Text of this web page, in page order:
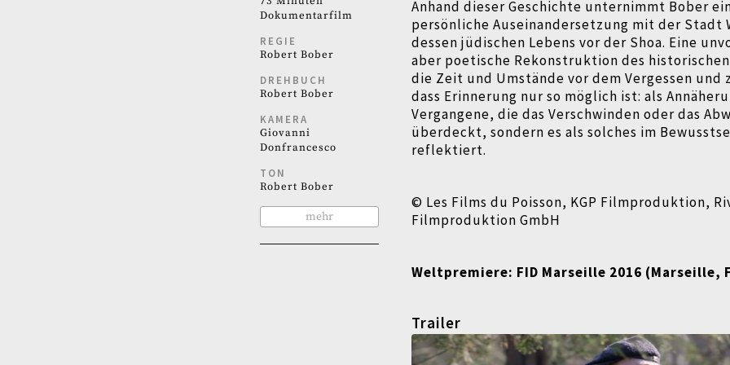
Dokumentarfilm
REGIE
Robert Bober
DREHBUCH
Robert Bober
KAMERA
Giovanni
Donfrancesco
TON
Robert Bober
mehr
Anhand dieser Geschichte unternimmt Bober
persönliche Auseinandersetzung mit der Stadt
dessen jüdischen Lebens vor der Shoa. Eine
aber poetische Rekonstruktion des
die Zeit und Umstände vor dem Vergessen
dass Erinnerung nur so möglich ist: als
Vergangene, die das Verschwinden oder das
überdeckt, sondern es als solches im
reflektiert.
© Les Films du Poisson, KGP Filmproduktion,
Filmproduktion GmbH
Weltpremiere: FID Marseille 2016 (Marseille,
Trailer